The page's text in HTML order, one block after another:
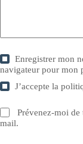
Enregistrer mon
navigateur pour mon
J’accepte la
Prévenez-moi
mail.